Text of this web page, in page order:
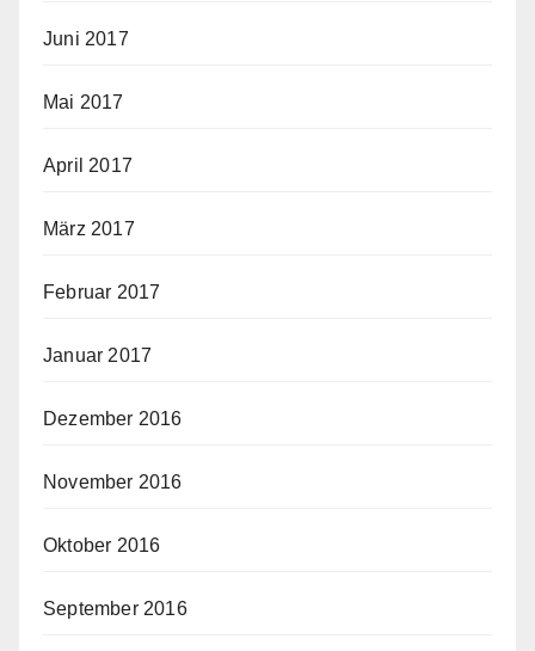
Juni 2017
Mai 2017
April 2017
März 2017
Februar 2017
Januar 2017
Dezember 2016
November 2016
Oktober 2016
September 2016